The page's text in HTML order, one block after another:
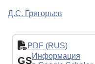
Д.С. Григорьев
PDF (RUS)
GSИнформация